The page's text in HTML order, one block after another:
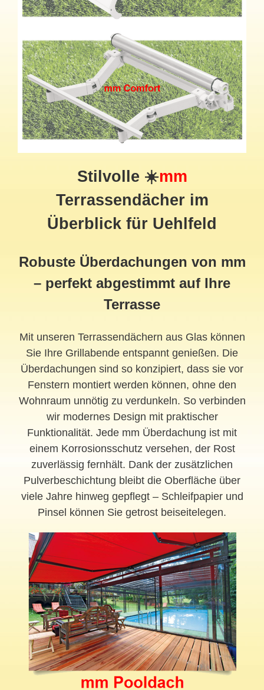
Stilvolle ☀️mm
Terrassendächer im
Überblick für Uehlfeld
Robuste Überdachungen von mm
– perfekt abgestimmt auf Ihre
Terrasse
Mit unseren Terrassendächern aus Glas können
Sie Ihre Grillabende entspannt genießen. Die
Überdachungen sind so konzipiert, dass sie vor
Fenstern montiert werden können, ohne den
Wohnraum unnötig zu verdunkeln. So verbinden
wir modernes Design mit praktischer
Funktionalität. Jede mm Überdachung ist mit
einem Korrosionsschutz versehen, der Rost
zuverlässig fernhält. Dank der zusätzlichen
Pulverbeschichtung bleibt die Oberfläche über
viele Jahre hinweg gepflegt – Schleifpapier und
Pinsel können Sie getrost beiseitelegen.